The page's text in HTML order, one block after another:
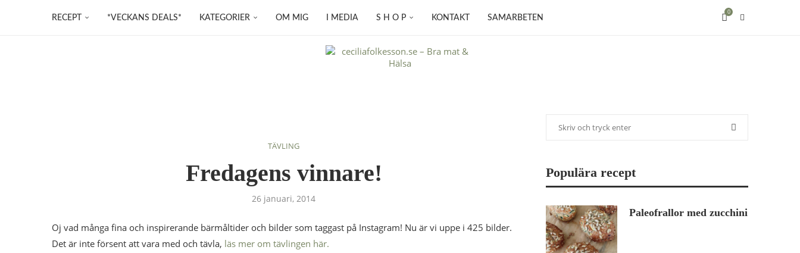
RECEPT *VECKANS DEALS* KATEGORIER OM MIG I MEDIA S H O P KONTAKT SAMARBETEN
0
TÄVLING
Fredagens vinnare!
26 januari, 2014
Oj vad många fina och inspirerande bärmåltider och bilder som taggast på Instagram! Nu är vi uppe i 425 bilder.
Det är inte försent att vara med och tävla, läs mer om tävlingen här.
Populära recept
Paleofrallor med zucchini